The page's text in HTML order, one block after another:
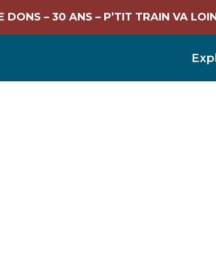
DONS – 30 ANS – P’TIT TRAIN VA